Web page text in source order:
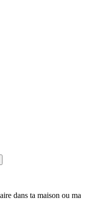
dans ta maison ou ma